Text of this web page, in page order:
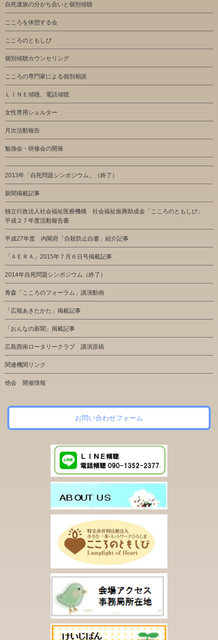
自死遺族の分かち合いと個別傾聴
こころを休憩する会
こころのともしび
個別傾聴カウンセリング
こころの専門家による個別相談
ＬＩＮＥ傾聴、電話傾聴
女性専用シェルター
月次活動報告
勉強会・研修会の開催
2013年「自死問題シンポジウム」（終了）
新聞掲載記事
独立行政法人社会福祉医療機構 社会福祉振興助成金「こころのともしび」
平成２７年度活動報告書
平成27年度 内閣府「自殺防止白書」紹介記事
「ＡＥＲＡ」2015年７月６日号掲載記事
2014年自死問題シンポジウム（終了）
青森「こころのフォーラム」講演動画
「広報あきたかた」掲載記事
「おんなの新聞」掲載記事
広島西南ロータリークラブ 講演原稿
関連機関リンク
他会 開催情報
お問い合わせフォーム